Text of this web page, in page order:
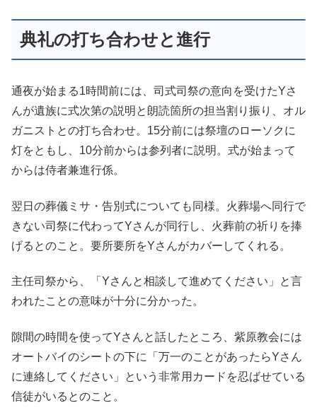
典礼の打ち合わせと進行
通夜が始まる1時間前には、司式司祭の意向を受けたYさ
んが遺族に式次第の説明と朗読箇所の担当割り振り、オル
ガニストとの打ち合わせ。15分前には祭壇のローソクに
灯をともし、10分前からは参列者に説明。式が始まって
からは侍者兼進行係。
翌日の葬儀ミサ・告別式についても同様。火葬場へ同行で
きない司祭に代わってYさんが同行し、火葬前の祈りを捧
げるとのこと。要所要所をYさんがカバーしてくれる。
主任司祭から、「Yさんと相談して進めてください」と言
われたことの意味が十分に分かった。
隙間の時間を使ってYさんと話したところ、紫原教会には
オートバイのシートの下に「万一のことがあったらYさん
に連絡してください」という非常用カードを忍ばせている
信徒がいるとのこと。